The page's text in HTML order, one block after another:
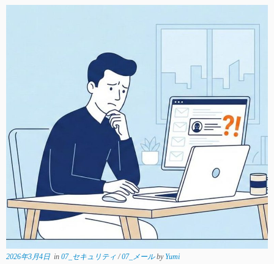
2026年3月4日 in 07_セキュリティ/07_メールbyYumi